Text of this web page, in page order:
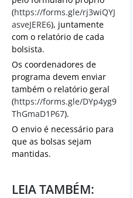
(https://forms.gle/rj3wiQYJ
asveJERE6), juntamente
com o relatório de cada
bolsista.
Os coordenadores de
programa devem enviar
também o relatório geral
(https://forms.gle/DYp4yg9
ThGmaD1P67).
O envio é necessário para
que as bolsas sejam
mantidas.
LEIA TAMBÉM: